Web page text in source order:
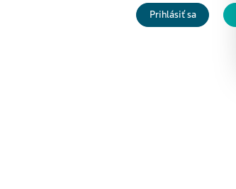
Prihlásiť sa